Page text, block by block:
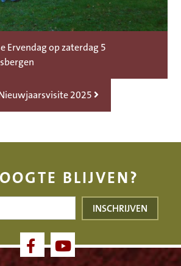
Ervendag op zaterdag 5
2025
BLIJVEN?